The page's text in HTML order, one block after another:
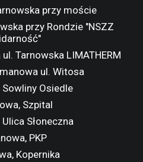
przy moście
przy Rondzie "NSZZ
Tarnowska LIMATHERM
ul. Witosa
Osiedle
Szpital
Słoneczna
PKP
Kopernika